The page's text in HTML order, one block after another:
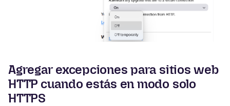
Agregar excepciones para sitios web
HTTP cuando estás en modo solo
HTTPS